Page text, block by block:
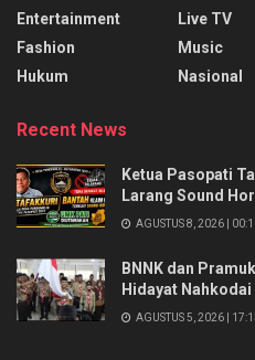
Entertainment
Fashion
Hukum
Live TV
Music
Nasional
Recent News
Ketua Pasopati
Larang Sound
AGUSTUS 8, 2026 |
BNNK dan
Hidayat
AGUSTUS 5, 2026 |